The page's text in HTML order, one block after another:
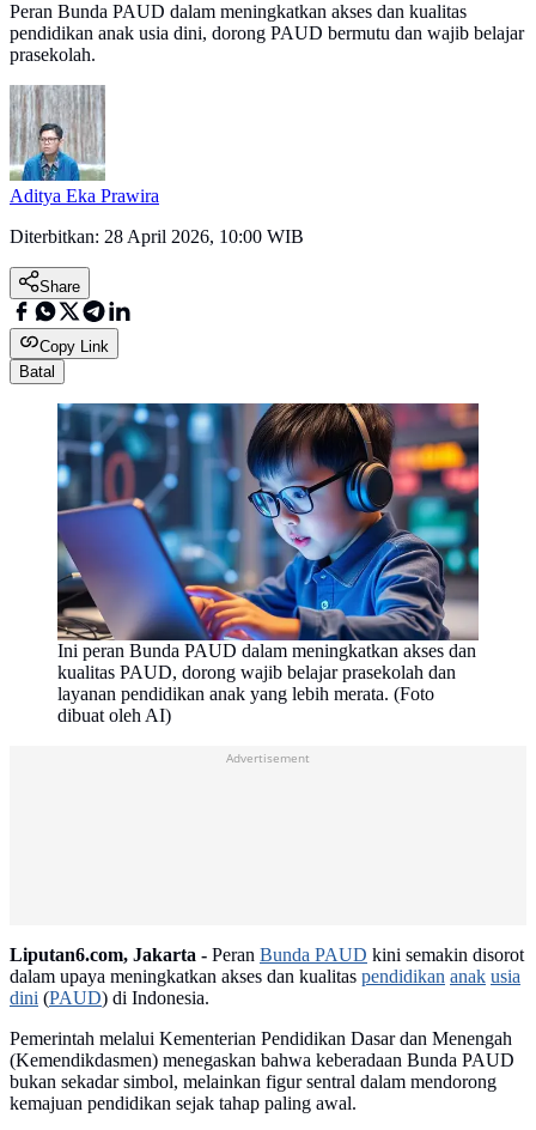
Peran Bunda PAUD dalam meningkatkan akses dan kualitas
pendidikan anak usia dini, dorong PAUD bermutu dan wajib belajar
prasekolah.
Aditya Eka Prawira
Diterbitkan: 28 April 2026, 10:00 WIB
Share
Copy Link
Batal
Ini peran Bunda PAUD dalam meningkatkan akses dan
kualitas PAUD, dorong wajib belajar prasekolah dan
layanan pendidikan anak yang lebih merata. (Foto
dibuat oleh AI)
Advertisement
Liputan6.com, Jakarta - Peran Bunda PAUD kini semakin disorot
dalam upaya meningkatkan akses dan kualitas pendidikan anak usia
dini (PAUD) di Indonesia.
Pemerintah melalui Kementerian Pendidikan Dasar dan Menengah
(Kemendikdasmen) menegaskan bahwa keberadaan Bunda PAUD
bukan sekadar simbol, melainkan figur sentral dalam mendorong
kemajuan pendidikan sejak tahap paling awal.